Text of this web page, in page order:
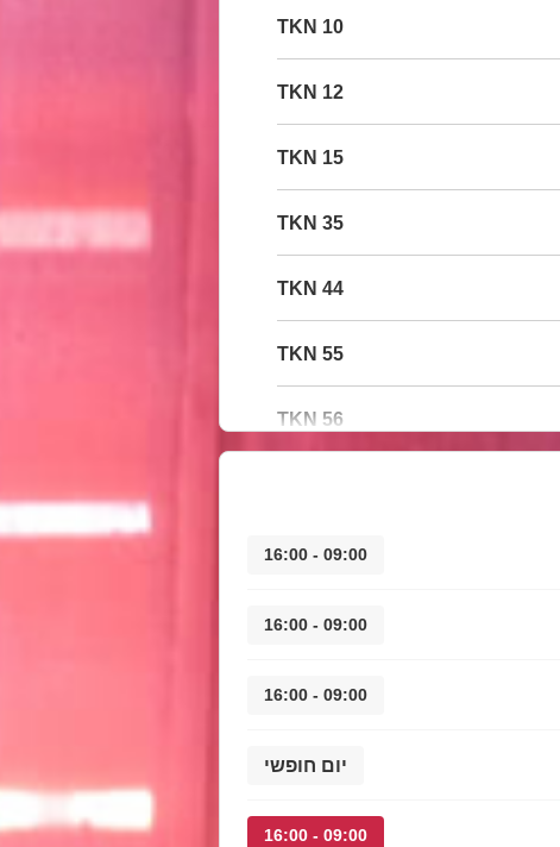
10 TKN
12 TKN
15 TKN
35 TKN
44 TKN
55 TKN
56 TKN
09:00 - 16:00
09:00 - 16:00
09:00 - 16:00
יום חופשי
09:00 - 16:00